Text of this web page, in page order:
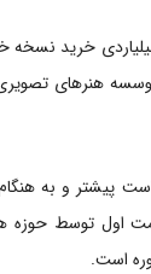
خرید
قبل از عرضه هم برای
و به هنگام
اول توسط
است.